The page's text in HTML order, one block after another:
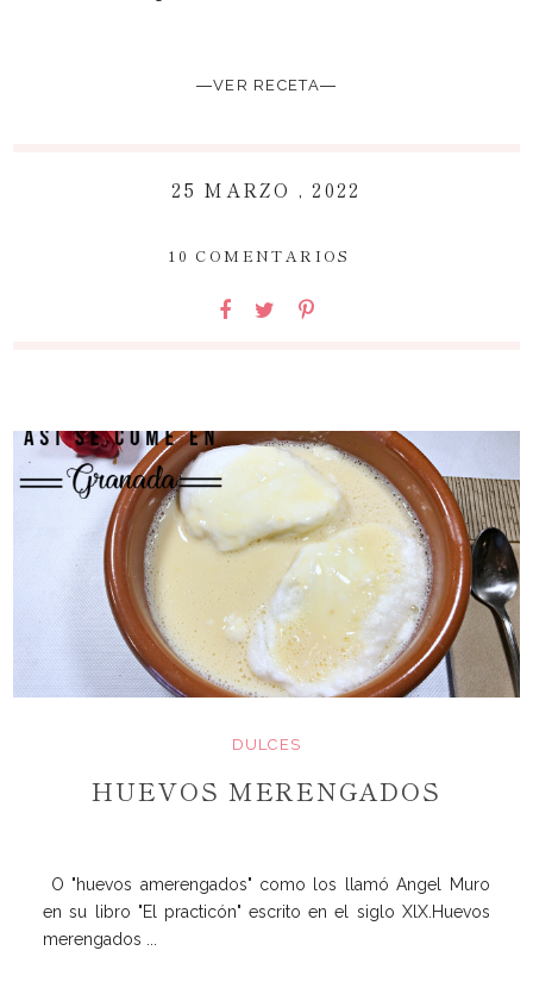
―VER RECETA―
25 MARZO , 2022
10 COMENTARIOS
DULCES
HUEVOS MERENGADOS
O "huevos amerengados" como los llamó Angel Muro
en su libro "El practicón" escrito en el siglo XlX.Huevos
merengados ...